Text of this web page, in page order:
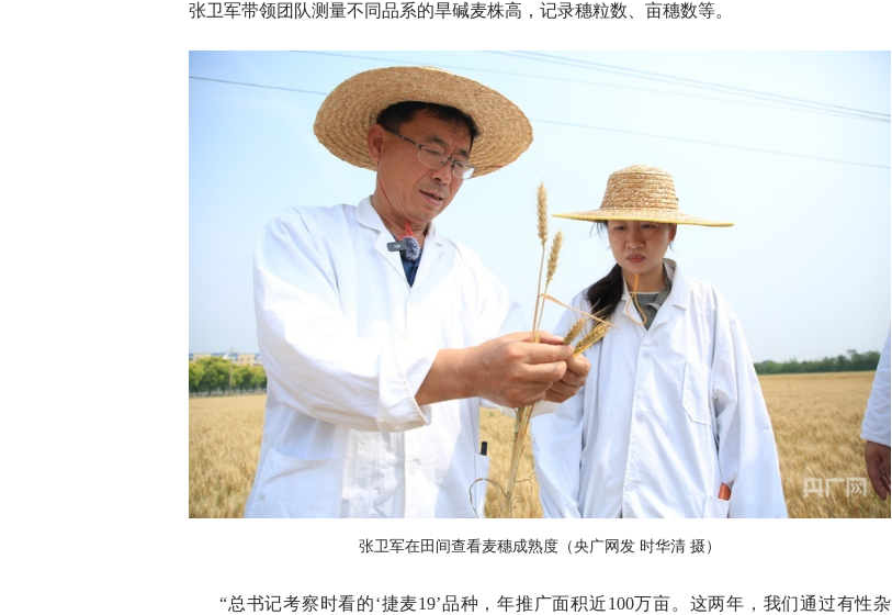
张卫军带领团队测量不同品系的旱碱麦株高，记录穗粒数、亩穗数等。
张卫军在田间查看麦穗成熟度（央广网发 时华清 摄）
“总书记考察时看的‘捷麦19’品种，年推广面积近100万亩。这两年，我们通过有性杂